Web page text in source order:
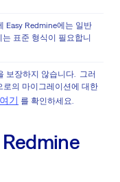
Easy Redmine에는 일반
표준 형식이 필요합니
보장하지 않습니다. 그러
로의 마이그레이션에 대한
여기 를 확인하세요.